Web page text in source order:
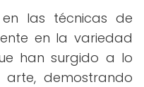
las técnicas de
en la variedad
han surgido a lo
demostrando